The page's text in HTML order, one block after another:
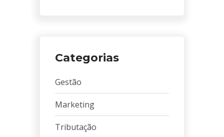
Categorias
Gestão
Marketing
Tributação